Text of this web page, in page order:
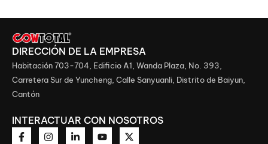
DIRECCIÓN DE LA EMPRESA
Habitación 703-704, Edificio A1, Wanda Plaza, No. 393,
Carretera Sur de Yuncheng, Calle Sanyuanli, Distrito de Baiyun,
Cantón
INTERACTUAR CON NOSOTROS